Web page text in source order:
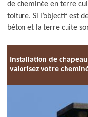
de cheminée en terre
toiture. Si l’objectif est
béton et la terre cuite
Installation de
valorisez votre